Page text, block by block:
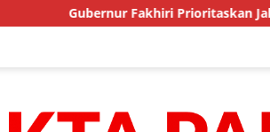
Gubernur Fakhiri Prioritaskan